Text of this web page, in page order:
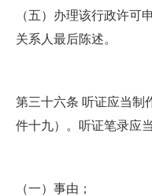
（五）办理该行政许可
关系人最后陈述。
第三十六条 听证应当制
件十九）。听证笔录应
（一）事由；